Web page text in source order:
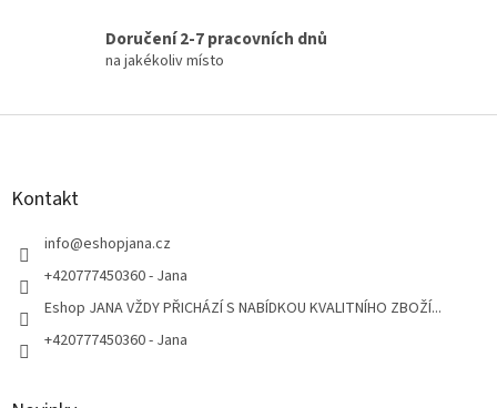
Doručení 2-7 pracovních dnů
na jakékoliv místo
Z
Kontakt
info@eshopjana.cz
+420777450360 - Jana
Eshop JANA VŽDY PŘICHÁZÍ S NABÍDKOU KVALITNÍHO ZBOŽÍ...
+420777450360 - Jana